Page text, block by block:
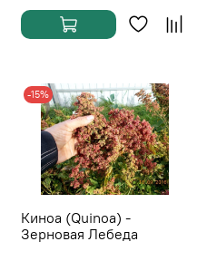
-15%
Киноа (Quinoa) -
Зерновая Лебеда